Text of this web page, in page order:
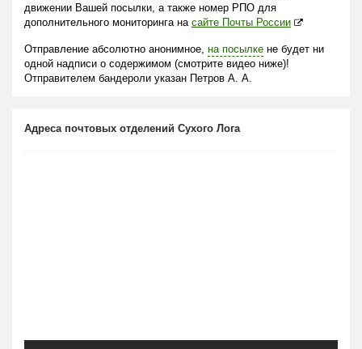
движении Вашей посылки, а также номер РПО для
дополнительного мониторинга на сайте Почты России
Отправление абсолютно анонимное, на посылке не будет ни
одной надписи о содержимом (смотрите видео ниже)!
Отправителем бандероли указан Петров А. А.
Адреса почтовых отделений Сухого Лога